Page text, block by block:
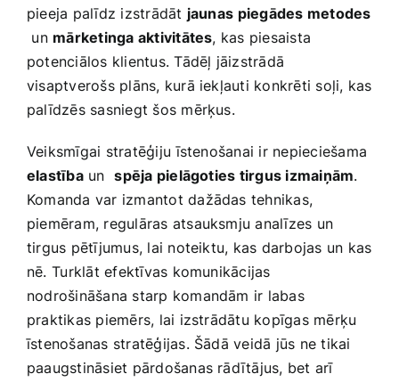
pieeja palīdz izstrādāt‌ jaunas ⁣piegādes metodes
⁢ un mārketinga aktivitātes, kas piesaista
potenciālos ​klientus. Tādēļ jāizstrādā
visaptverošs plāns, kurā iekļauti konkrēti soļi, kas
palīdzēs sasniegt šos mērķus.
Veiksmīgai stratēģiju⁣ īstenošanai ir ​nepieciešama
elastībaun ⁢spēja pielāgoties tirgus izmaiņām.
Komanda var izmantot dažādas tehnikas,
piemēram, regulāras atsauksmju analīzes⁢ un
tirgus pētījumus, lai noteiktu, kas darbojas un⁣ kas
nē.⁢ Turklāt efektīvas komunikācijas
nodrošināšana starp komandām ir labas
praktikas piemērs, lai izstrādātu kopīgas mērķu
īstenošanas stratēģijas. Šādā veidā jūs ne tikai
paaugstināsiet pārdošanas rādītājus, bet arī